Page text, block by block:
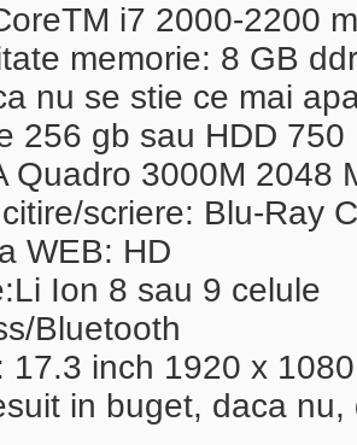
i7 2000-2200
memorie: 8 GB
nu se stie ce mai
256 gb sau HDD 750
Quadro 3000M 2048
scriere: Blu-Ray
WEB: HD
Ion 8 sau 9 celule
Bluetooth
17.3 inch 1920 x
in buget, daca nu,